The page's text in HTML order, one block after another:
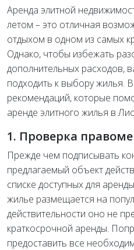
Аренда элитной
летом – это отличная
отдыхом в одном из самых
Однако, чтобы избежать
дополнительных расходов,
подходить к выбору жилья.
рекомендаций, которые
аренде элитного жилья в
1. Проверка
Прежде чем подписывать
предлагаемый объект
списке доступных для
жилье размещается на
действительности оно не
краткосрочной аренды.
предоставить все